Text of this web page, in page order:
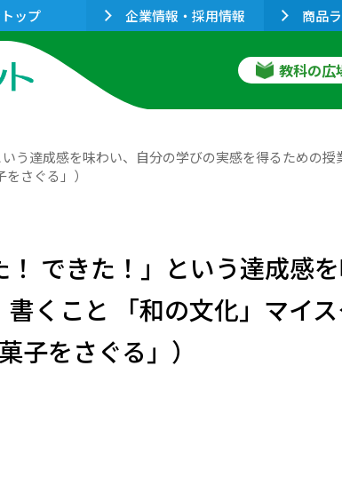
ップ 企業情報・採用情報 商品
教科の広
う達成感を味わい、自分の学びの実感を得るため
さぐる」）
！ できた！」という達成感
くこと 「和の文化」マイ
をさぐる」）